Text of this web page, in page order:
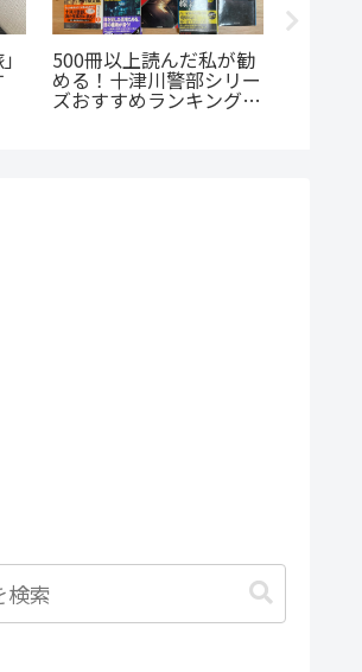
500冊以上読んだ私が勧
める！十津川警部シリー
ズおすすめランキングベ